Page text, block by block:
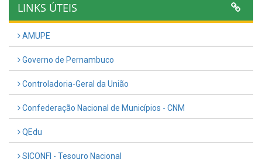
LINKS ÚTEIS
AMUPE
Governo de Pernambuco
Controladoria-Geral da União
Confederação Nacional de Municípios - CNM
QEdu
SICONFI - Tesouro Nacional